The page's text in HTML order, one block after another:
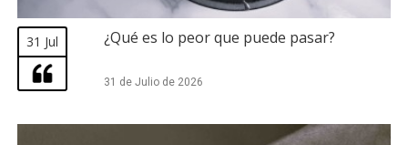
31 Jul ¿Qué es lo peor que puede pasar?
31 de Julio de 2026